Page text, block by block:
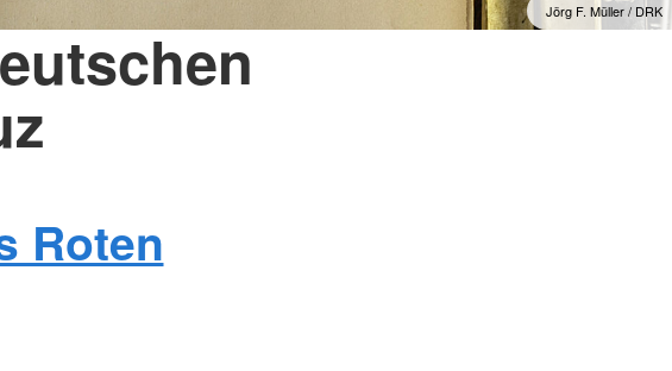
Jörg F. Müller / DRK
Roten